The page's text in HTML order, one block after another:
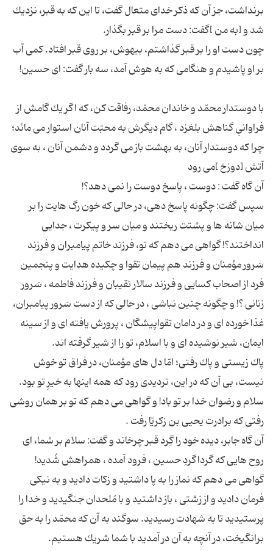
برنداشت، جز آن كه ذكر خداى متعال گفت، تا این كه به قبر، نزدیك
چون دست او را بر قبر گذاشتم، بیهوش، بر روى قبر افتاد. كمی آب
با دوستدار محمّد و خاندان محمّد، رفاقت كن، كه اگر یك گامش از
فراوانىِ گناهش بلغزد ، گام دیگرش به محبّت آنان استوار مى مانَد؛
چرا كه دوستدار آنان، به بهشت باز مى گردد و دشمن آنان ، به سوى
سپس گفت: چگونه پاسخ دهى، در حالى كه خون رگ هایت را بر
میان شانه ها و پشتت ریختند و میان سر و پیكرت ، جدایى
انداختند؟! گواهى مى دهم كه تو، فرزند خاتم پیامبران و فرزند
سَرور مؤمنان و فرزند هم پیمان تقوا و چكیده هدایت و پنجمین
فرد از اصحاب كسایى و فرزند سالار نقیبان و فرزند فاطمه ، سَرور
زنانى ؟! و چگونه چنین نباشى ، در حالى كه از دست سَرور پیامبران،
غذا خورده اى و در دامان تقواپیشگان ، پرورش یافته اى و از سینه
پاك زیستى و پاك رفتى؛ امّا دل هاى مؤمنان، در فراق تو خوش
نیست، بى آن كه در این، تردیدى رود كه همه اینها به خیرِ تو بود.
سلام و رضوان خدا بر تو باد! و گواهى مى دهم كه تو بر همان روشى
آن گاه جابر، دیده خود را گِرد قبر چرخاند و گفت: سلام بر شما، اى
روح هایى كه گرداگردِ حسین ، فرود آمده ، همراهش شُدید!
گواهى مى دهم كه نماز را به پا داشتید و زكات دادید و به نیكى
فرمان دادید و از زشتى ، باز داشتید و با مُلحدان جنگیدید و خدا را
پرستیدید تا به شهادت رسیدید. سوگند به آن كه محمّد را به حق